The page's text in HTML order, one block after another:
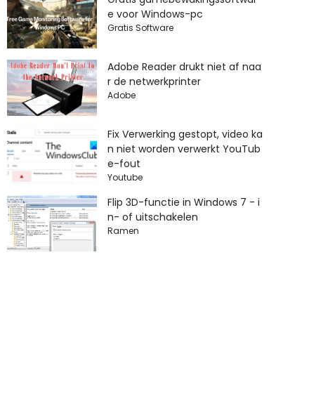
e voor Windows-pc
Gratis Software
Adobe Reader drukt niet af naa
r de netwerkprinter
Adobe
Fix Verwerking gestopt, video ka
n niet worden verwerkt YouTub
e-fout
Youtube
Flip 3D-functie in Windows 7 - i
n- of uitschakelen
Ramen